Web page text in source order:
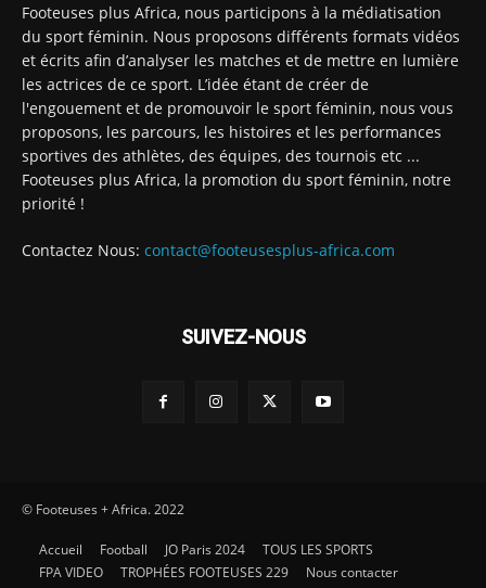
Footeuses plus Africa, nous participons à la médiatisation
du sport féminin. Nous proposons différents formats vidéos
et écrits afin d’analyser les matches et de mettre en lumière
les actrices de ce sport. L’idée étant de créer de
l'engouement et de promouvoir le sport féminin, nous vous
proposons, les parcours, les histoires et les performances
sportives des athlètes, des équipes, des tournois etc ...
Footeuses plus Africa, la promotion du sport féminin, notre
priorité !
Contactez Nous: contact@footeusesplus-africa.com
SUIVEZ-NOUS
© Footeuses + Africa. 2022
Accueil Football JO Paris 2024
TOUS LES SPORTS
FPA VIDEO
TROPHÉES FOOTEUSES 229 Nous contacter